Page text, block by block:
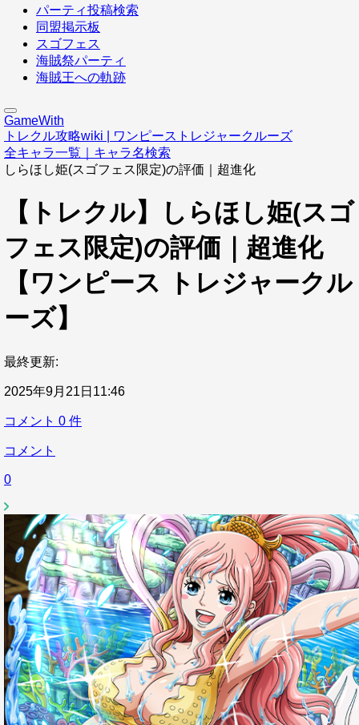
パーティ投稿検索
同盟掲示板
スゴフェス
海賊祭パーティ
海賊王への軌跡
GameWith
トレクル攻略wiki | ワンピーストレジャークルーズ
全キャラ一覧｜キャラ名検索
しらほし姫(スゴフェス限定)の評価｜超進化
【トレクル】しらほし姫(スゴ
フェス限定)の評価｜超進化
【ワンピース トレジャークル
ーズ】
最終更新:
2025年9月21日11:46
コメント 0 件
コメント
0